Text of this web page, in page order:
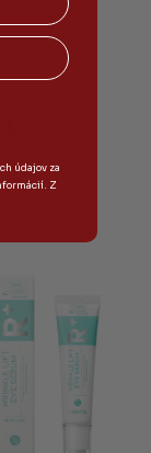
Do košíka
údajov za
Z